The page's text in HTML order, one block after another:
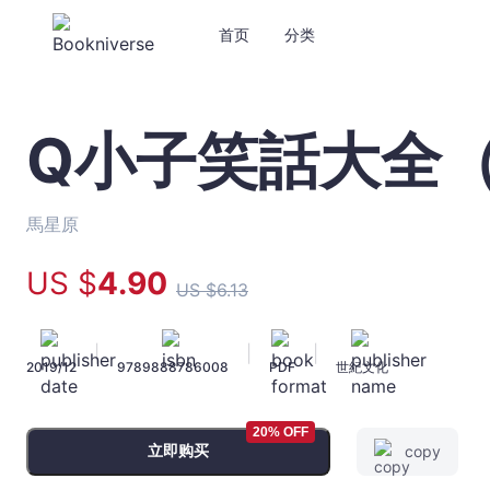
首页 分类
Q
小
子
笑
大
全
馬
星
原
文
Q小子笑話大全
馬星原
US $4.90 US $6.13
2019/12
|
9789888786008 PDF 世紀文化
立即购买
20% OFF
copy